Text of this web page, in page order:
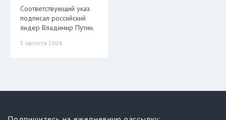
Соответствующий указ
подписал российский
лидер Владимир Путин.
5 августа 2026